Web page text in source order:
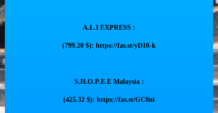
A.L.I EXPRESS :
(799.20 $): https://fas.st/yD10-k
S.H.O.P.E.E Malaysia :
(425.32 $): https://fas.st/GC8ni